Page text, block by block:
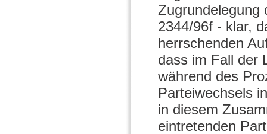
Zugrundelegung
2344/96f - klar,
herrschenden
dass im Fall der
während des
Parteiwechsels
in diesem
eintretenden